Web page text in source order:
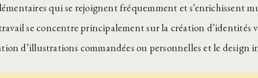
qui se rejoignent fréquemment et s’enrichissent
se concentre principalement sur la création d’identités
d’illustrations commandées ou personnelles et le design